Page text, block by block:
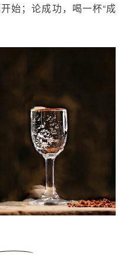
始；论成功，喝一杯“成